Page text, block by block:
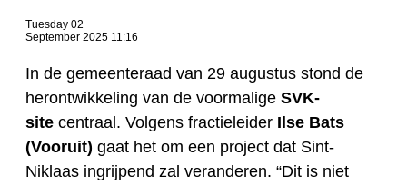
Tuesday 02
September 2025 11:16
In de gemeenteraad van 29 augustus stond de
herontwikkeling van de voormalige SVK-
site centraal. Volgens fractieleider Ilse Bats
(Vooruit) gaat het om een project dat Sint-
Niklaas ingrijpend zal veranderen. “Dit is niet